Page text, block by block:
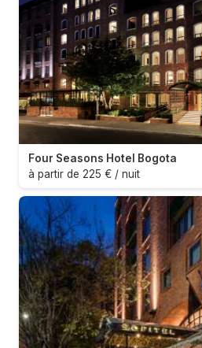
Four Seasons Hotel Bogota
à partir de 225 € / nuit